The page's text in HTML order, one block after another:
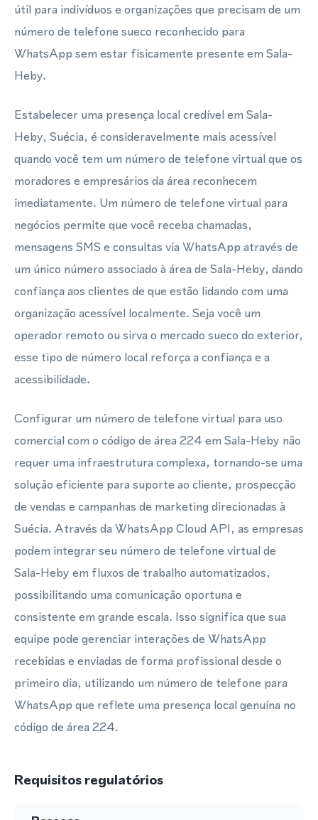
útil para indivíduos e organizações que precisam de um
número de telefone sueco reconhecido para
WhatsApp sem estar fisicamente presente em Sala-
Heby.
Estabelecer uma presença local credível em Sala-
Heby, Suécia, é consideravelmente mais acessível
quando você tem um número de telefone virtual que os
moradores e empresários da área reconhecem
imediatamente. Um número de telefone virtual para
negócios permite que você receba chamadas,
mensagens SMS e consultas via WhatsApp através de
um único número associado à área de Sala-Heby, dando
confiança aos clientes de que estão lidando com uma
organização acessível localmente. Seja você um
operador remoto ou sirva o mercado sueco do exterior,
esse tipo de número local reforça a confiança e a
acessibilidade.
Configurar um número de telefone virtual para uso
comercial com o código de área 224 em Sala-Heby não
requer uma infraestrutura complexa, tornando-se uma
solução eficiente para suporte ao cliente, prospecção
de vendas e campanhas de marketing direcionadas à
Suécia. Através da WhatsApp Cloud API, as empresas
podem integrar seu número de telefone virtual de
Sala-Heby em fluxos de trabalho automatizados,
possibilitando uma comunicação oportuna e
consistente em grande escala. Isso significa que sua
equipe pode gerenciar interações de WhatsApp
recebidas e enviadas de forma profissional desde o
primeiro dia, utilizando um número de telefone para
WhatsApp que reflete uma presença local genuína no
código de área 224.
Requisitos regulatórios